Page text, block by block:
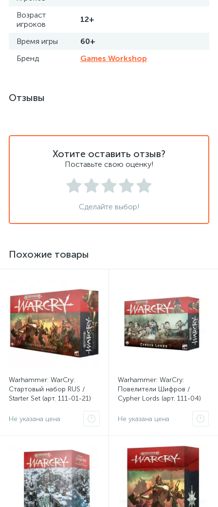
Возраст
игроков
12+
Время игры
60+
Бренд
Games Workshop
Отзывы
Хотите оставить отзыв?
Поставьте свою оценку!
Сделайте выбор!
Похожие товары
Warhammer: WarCry:
Стартовый набор RUS /
Starter Set (арт. 111-01-21)
Не указана цена
Warhammer: WarCry:
Повелители Шифров /
Cypher Lords (арт. 111-04)
Не указана цена